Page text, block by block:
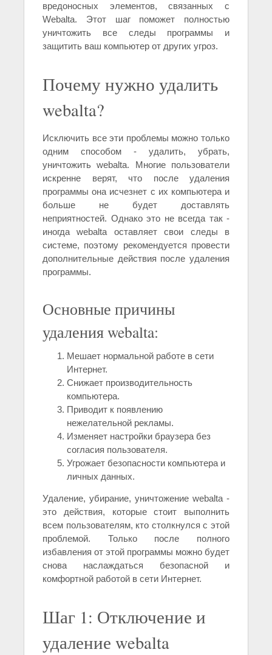
вредоносных элементов, связанных с
Webalta. Этот шаг поможет полностью
уничтожить все следы программы и
защитить ваш компьютер от других угроз.
Почему нужно удалить
webalta?
Исключить все эти проблемы можно только
одним способом - удалить, убрать,
уничтожить webalta. Многие пользователи
искренне верят, что после удаления
программы она исчезнет с их компьютера и
больше не будет доставлять
неприятностей. Однако это не всегда так -
иногда webalta оставляет свои следы в
системе, поэтому рекомендуется провести
дополнительные действия после удаления
программы.
Основные причины
удаления webalta:
Мешает нормальной работе в сети
Интернет.
Снижает производительность
компьютера.
Приводит к появлению
нежелательной рекламы.
Изменяет настройки браузера без
согласия пользователя.
Угрожает безопасности компьютера и
личных данных.
Удаление, убирание, уничтожение webalta -
это действия, которые стоит выполнить
всем пользователям, кто столкнулся с этой
проблемой. Только после полного
избавления от этой программы можно будет
снова наслаждаться безопасной и
комфортной работой в сети Интернет.
Шаг 1: Отключение и
удаление webalta